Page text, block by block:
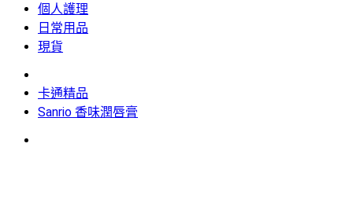
個人護理
日常用品
現貨
卡通精品
Sanrio 香味潤唇膏